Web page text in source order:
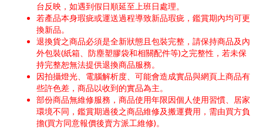
台反映，如遇到假日順延至上班日處理。
若產品本身瑕疵或運送過程導致新品瑕疵，鑑賞期內均可更
換新品。
退換貨之商品必須是全新狀態且包裝完整，請保持商品及內
外包裝(紙箱、防塵塑膠袋和相關配件等)之完整性，若未保
持完整恕無法提供退換商品服務。
因拍攝燈光、電腦解析度、可能會造成實品與網頁上商品有
些許色差，商品以收到的實品為主。
部份商品無維修服務，商品使用年限因個人使用習慣、居家
環境不同，鑑賞期過後之商品維修及搬運費用，需由買方負
擔(買方同意報價後賣方派工維修)。